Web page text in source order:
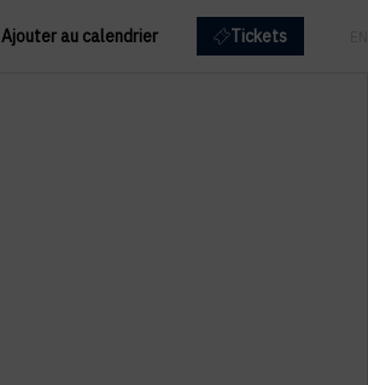
Ajouter au calendrier Tickets